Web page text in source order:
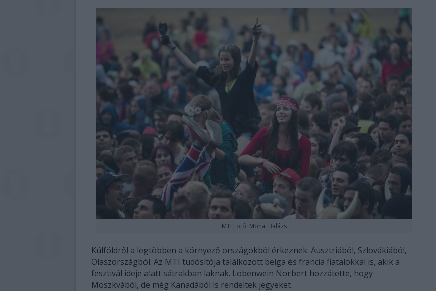
MTI Fotó: Mohai Balázs
Külföldről a legtöbben a környező országokból érkeznek: Ausztriából, Szlovákiából,
Olaszországból. Az MTI tudósítója találkozott belga és francia fiatalokkal is, akik a
fesztivál ideje alatt sátrakban laknak. Lobenwein Norbert hozzátette, hogy
Moszkvából, de még Kanadából is rendeltek jegyeket.